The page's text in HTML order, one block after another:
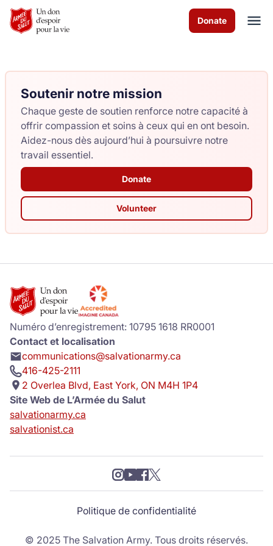
Skip to Main Content
Donate
À propos de nous
Services de culte
Les programmes
Comment vous pouvez aider
Soutenir notre mission
Chaque geste de soutien renforce notre capacité à
offrir compassion et soins à ceux qui en ont besoin.
Aidez-nous dès aujourd’hui à poursuivre notre
travail essentiel.
Donate
Volunteer
Numéro d’enregistrement: 10795 1618 RR0001
Contact et localisation
communications@salvationarmy.ca
416-425-2111
2 Overlea Blvd, East York, ON M4H 1P4
Site Web de L’Armée du Salut
salvationarmy.ca
salvationist.ca
Politique de confidentialité
© 2025 The Salvation Army. Tous droits réservés.